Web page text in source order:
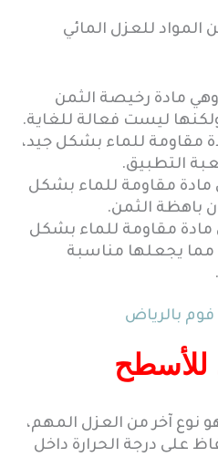
للعزل المائي
وهي مادة رخيصة الثمن
ليست فعالة للغاية.
مقاومة للماء بشكل جيد،
التطبيق.
مادة مقاومة للماء بشكل
باهظة الثمن.
مادة مقاومة للماء بشكل
مما يجعلها مناسبة
بالرياض
للأسطح
نوع آخر من العزل المهم،
على درجة الحرارة داخل